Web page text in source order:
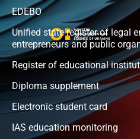
EDEBO
Unified state register of legal
entrepreneurs and public
Register of educational
Diploma supplement
Electronic student card
IAS education monitoring